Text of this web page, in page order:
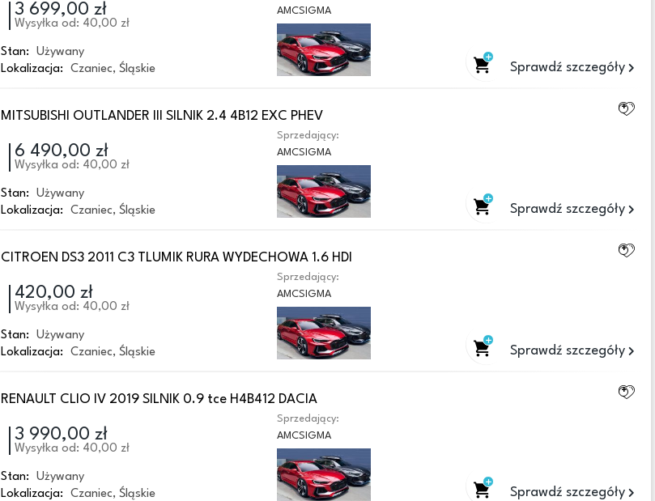
3 699,00 zł
Wysyłka od: 40,00 zł
Stan:
Używany
Lokalizacja:
Czaniec, Śląskie
AMCSIGMA
Sprawdź szczegóły
MITSUBISHI OUTLANDER III SILNIK 2.4 4B12 EXC PHEV
6 490,00 zł
Wysyłka od: 40,00 zł
Stan:
Używany
Lokalizacja:
Czaniec, Śląskie
Sprzedający:
AMCSIGMA
Sprawdź szczegóły
CITROEN DS3 2011 C3 TLUMIK RURA WYDECHOWA 1.6 HDI
420,00 zł
Wysyłka od: 40,00 zł
Stan:
Używany
Lokalizacja:
Czaniec, Śląskie
Sprzedający:
AMCSIGMA
Sprawdź szczegóły
RENAULT CLIO IV 2019 SILNIK 0.9 tce H4B412 DACIA
3 990,00 zł
Wysyłka od: 40,00 zł
Stan:
Używany
Lokalizacja:
Czaniec, Śląskie
Sprzedający:
AMCSIGMA
Sprawdź szczegóły